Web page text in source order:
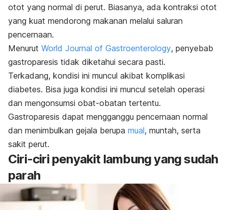
otot yang normal di perut. Biasanya, ada kontraksi otot
yang kuat mendorong makanan melalui saluran
pencernaan.
Menurut World Journal of Gastroenterology, penyebab
gastroparesis tidak diketahui secara pasti.
Terkadang, kondisi ini muncul akibat komplikasi
diabetes. Bisa juga kondisi ini muncul setelah operasi
dan mengonsumsi obat-obatan tertentu.
Gastroparesis dapat mengganggu pencernaan normal
dan menimbulkan gejala berupa mual, muntah, serta
sakit perut.
Ciri-ciri penyakit lambung yang sudah
parah